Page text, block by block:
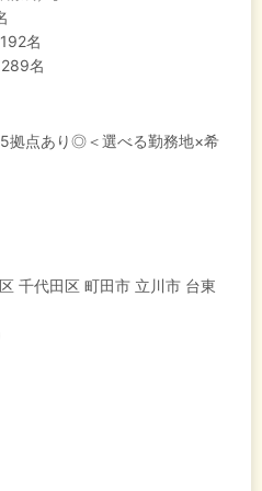
名
名
拠点あり◎＜選べる勤務地×希
千代田区 町田市 立川市 台東